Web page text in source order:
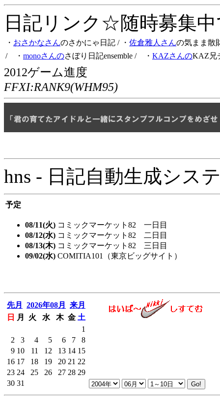
日記リンク☆随時募集
・ おさかなさんのさかにゃ日記 / ・ 佐倉雅人さんの気まま散
/ ・ monoさんのさぼり日記ensemble / ・ KAZさんのKAZ兄
2012ゲーム進度
FFXI:RANK9(WHM95)
hns - 日記自動生成シス
予定
08/11(火) コミックマーケット82 一日目
08/12(水) コミックマーケット82 二日目
08/13(木) コミックマーケット82 三日目
09/02(水) COMITIA101（東京ビッグサイト）
先月 2026年08月
来月
日
月 火 水 木 金 土
1
2
3 4 5 6 7
8
9 10 11 12 13 14 15
16 17 18 19 20 21 22
23 24 25 26 27 28 29
30 31